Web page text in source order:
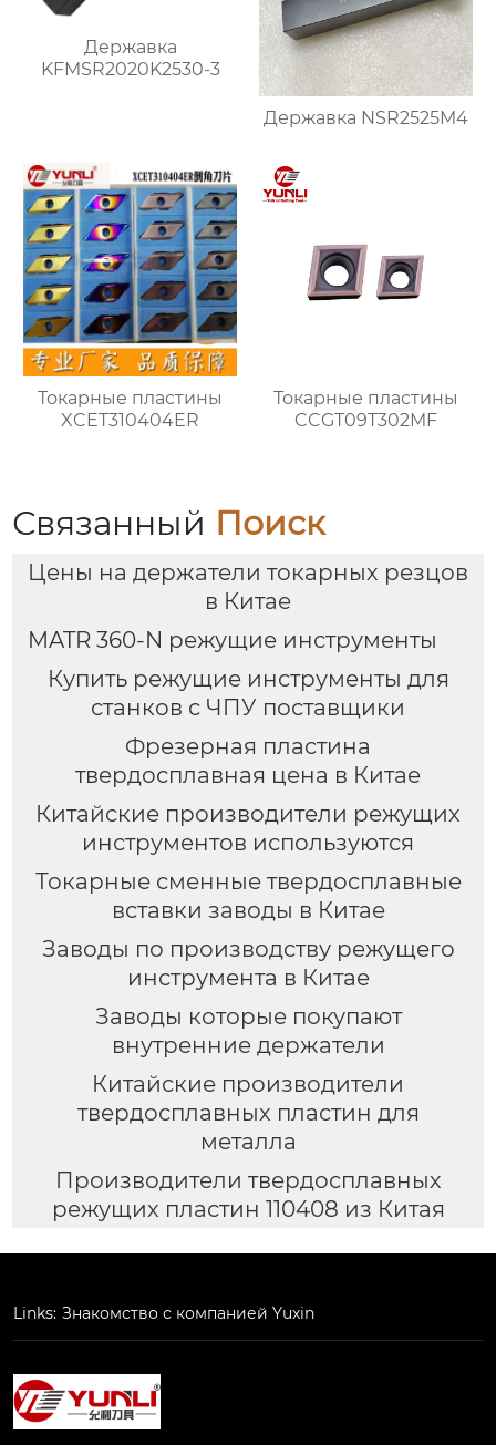
Державка
KFMSR2020K2530-3
Державка NSR2525M4
Токарные пластины
XCET310404ER
Токарные пластины
CCGT09T302MF
Связанный Поиск
Цены на держатели токарных резцов
в Китае
MATR 360-N режущие инструменты
Купить режущие инструменты для
станков с ЧПУ поставщики
Фрезерная пластина
твердосплавная цена в Китае
Китайские производители режущих
инструментов используются
Токарные сменные твердосплавные
вставки заводы в Китае
Заводы по производству режущего
инструмента в Китае
Заводы которые покупают
внутренние держатели
Китайские производители
твердосплавных пластин для
металла
Производители твердосплавных
режущих пластин 110408 из Китая
Links: Знакомство с компанией Yuxin